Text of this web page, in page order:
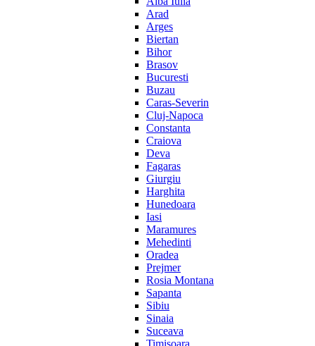
Arad
Arges
Biertan
Bihor
Brasov
Bucuresti
Buzau
Caras-Severin
Cluj-Napoca
Constanta
Craiova
Deva
Fagaras
Giurgiu
Harghita
Hunedoara
Iasi
Maramures
Mehedinti
Oradea
Prejmer
Rosia Montana
Sapanta
Sibiu
Sinaia
Suceava
Timisoara